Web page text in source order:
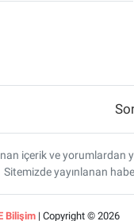
içerik ve yorumlardan
Sitemizde yayınlanan
Bilişim| Copyright © 2026